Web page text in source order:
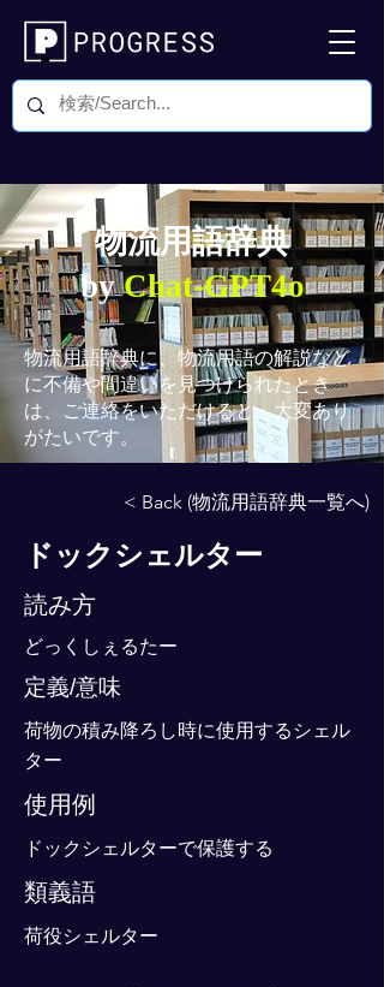
物流用語辞典
byChat-GPT4o
物流用語辞典に、物流用語の解説など
に不備や間違いを見つけられたとき
は、ご連絡をいただけると、大変あり
がたいです。
< Back (物流用語辞典一覧へ)
ドックシェルター
読み方
どっくしぇるたー
定義/意味
荷物の積み降ろし時に使用するシェル
ター
使用例
ドックシェルターで保護する
類義語
荷役シェルター